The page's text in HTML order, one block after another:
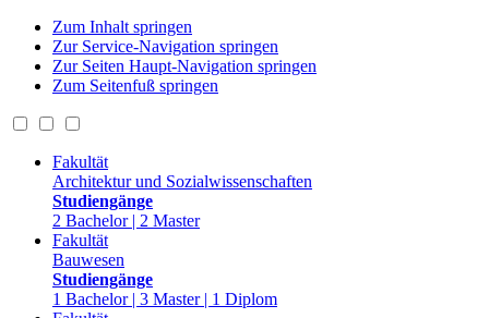
Zum Inhalt springen
Zur Service-Navigation springen
Zur Seiten Haupt-Navigation springen
Zum Seitenfuß springen
Fakultät
Architektur und Sozialwissenschaften
Studiengänge
2 Bachelor | 2 Master
Fakultät
Bauwesen
Studiengänge
1 Bachelor | 3 Master | 1 Diplom